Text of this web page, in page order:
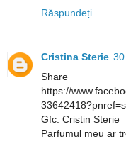
Răspundeți
Cristina Sterie
https://
Gfc: Cristin Sterie
Parfumul meu ar